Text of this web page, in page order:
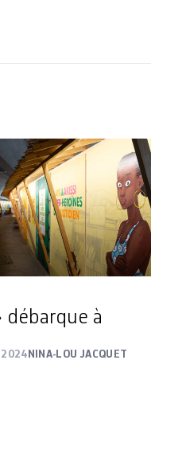
débarque à
2024 NINA-LOU JACQUET